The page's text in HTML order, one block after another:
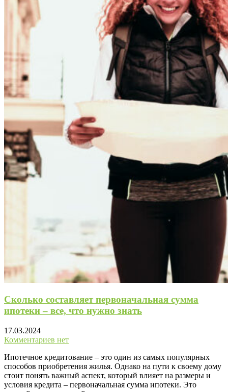
Сколько составляет первоначальная сумма
ипотеки – все, что нужно знать
17.03.2024
Комментариев нет
Ипотечное кредитование – это один из самых популярных
способов приобретения жилья. Однако на пути к своему дому
стоит понять важный аспект, который влияет на размеры и
условия кредита – первоначальная сумма ипотеки. Это